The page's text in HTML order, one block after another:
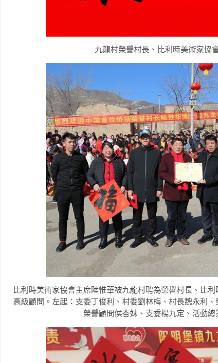
九龍村榮譽村長、比利時美術家協
比利時美術家協會主席陸惟華被九龍村聘為榮譽村長、比
高級顧問。左起：支委丁俊利、村委劉林梅、村長魏永利
榮譽顧問侯杏妹、支委楊九定、活動